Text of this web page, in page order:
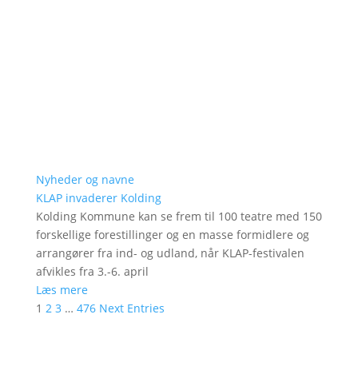
Nyheder og navne
KLAP invaderer Kolding
Kolding Kommune kan se frem til 100 teatre med 150
forskellige forestillinger og en masse formidlere og
arrangører fra ind- og udland, når KLAP-festivalen
afvikles fra 3.-6. april
Læs mere
1 2 3 … 476 Next Entries